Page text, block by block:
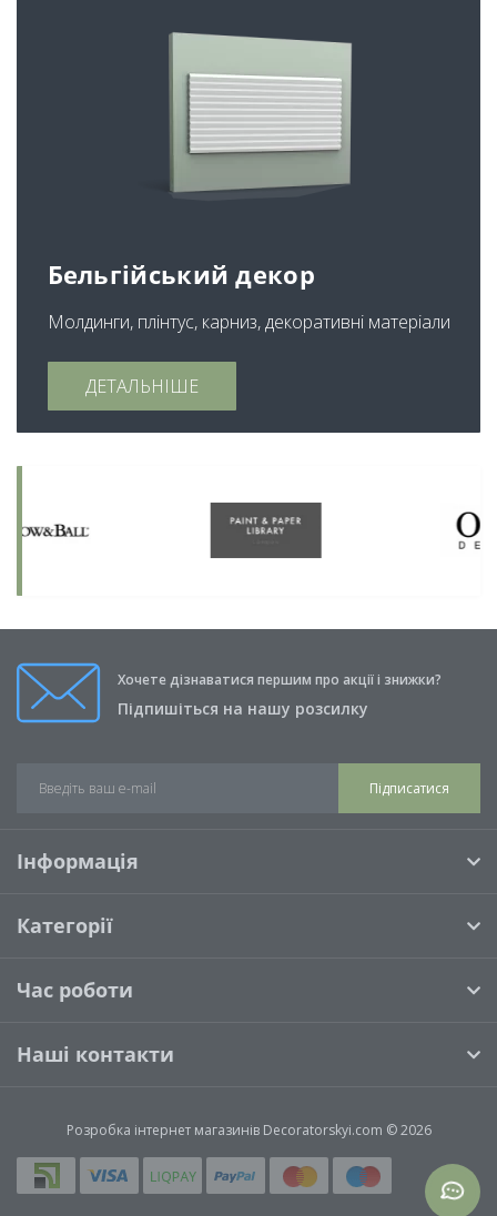
Бельгійський декор
Молдинги, плінтус, карниз, декоративні матеріали
ДЕТАЛЬНІШЕ
Хочете дізнаватися першим про акції і знижки?
Підпишіться на нашу розсилку
Підписатися
Інформація
Категорії
Час роботи
Наші контакти
Розробка інтернет магазинівDecoratorskyi.com © 2026